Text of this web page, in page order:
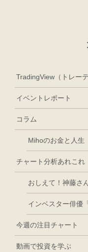
TradingView（トレー
イベントレポート
コラム
Mihoのお金と人生
チャート分析あれこれ
おしえて！神藤さ
インベスター俳優
今週の注目チャート
動画で投資を学ぶ